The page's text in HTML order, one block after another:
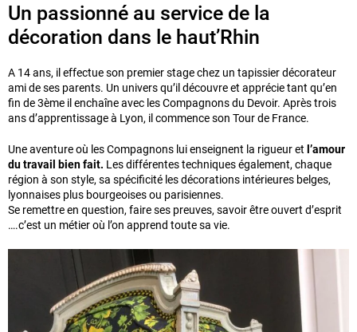
Un passionné au service de la
décoration dans le haut’Rhin
A 14 ans, il effectue son premier stage chez un tapissier décorateur
ami de ses parents. Un univers qu’il découvre et apprécie tant qu’en
fin de 3ème il enchaîne avec les Compagnons du Devoir. Après trois
ans d’apprentissage à Lyon, il commence son Tour de France.
Une aventure où les Compagnons lui enseignent la rigueur et l’amour
du travail bien fait. Les différentes techniques également, chaque
région à son style, sa spécificité les décorations intérieures belges,
lyonnaises plus bourgeoises ou parisiennes.
Se remettre en question, faire ses preuves, savoir être ouvert d’esprit
….c’est un métier où l’on apprend toute sa vie.